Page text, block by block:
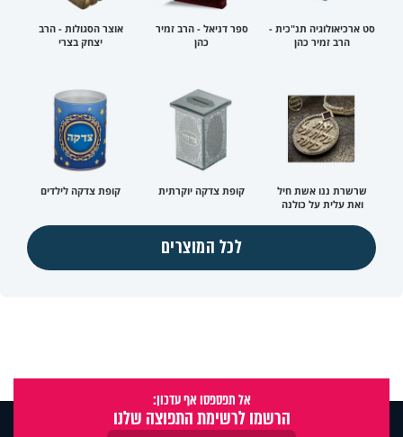
סט ארכיאולוגיה תנ"כית -
הרב זמיר כהן
ספר דניאל - הרב זמיר
כהן
אוצר הסגולות - הרב
יצחק בצרי
שרשרת ננו אשת חיל
ואת עלית על כולנה
קופת צדקה יוקרתית קופת צדקה לילדים
לכל המוצרים
אל תפספסו אף עדכון:
הרשמו לרשימת התפוצה שלנו